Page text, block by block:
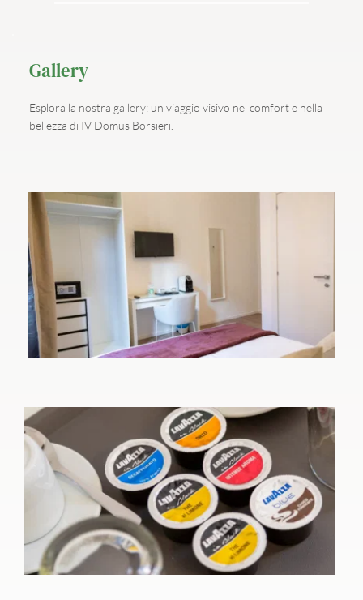
Gallery
Esplora la nostra gallery: un viaggio visivo nel comfort e nella
bellezza di IV Domus Borsieri.